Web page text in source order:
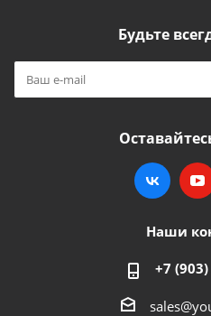
Будьте
Наши
+7